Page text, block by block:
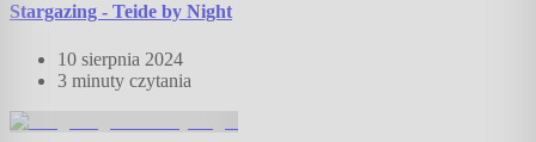
Stargazing - Teide by Night
10 sierpnia 2024
3 minuty czytania